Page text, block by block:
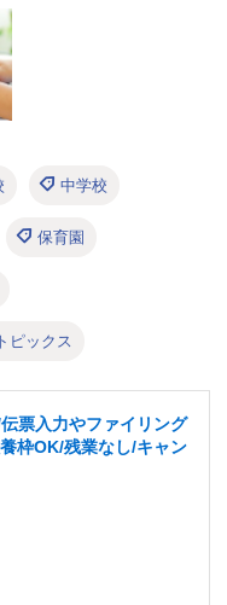
中学校
保育園
ピックス
票入力やファイリング
枠OK/残業なし/キャン